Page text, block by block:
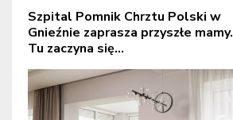
Szpital Pomnik Chrztu Polski w
Gnieźnie zaprasza przyszłe mamy.
Tu zaczyna się...